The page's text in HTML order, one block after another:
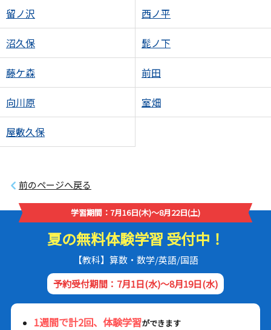
留ノ沢 西ノ平
沼久保 髭ノ下
藤ケ森 前田
向川原 室畑
屋敷久保
前のページへ戻る
学習期間：7月16日(木)～8月22日(土)
夏の無料体験学習 受付中！
【教科】算数・数学/英語/国語
予約受付期間：7月1日(水)～8月19日(水)
1週間で計2回、体験学習ができます